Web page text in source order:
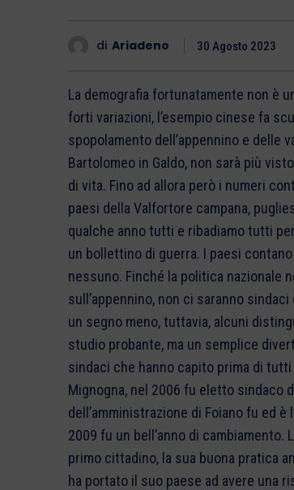
di Ariadeno 30 Agosto 2023
La demografia fortunatamente non è
forti variazioni, l’esempio cinese fa
spopolamento dell’appennino e delle
Bartolomeo in Galdo, non sarà più
di vita. Fino ad allora però i numeri
paesi della Valfortore campana,
qualche anno tutti e ribadiamo tutti
un bollettino di guerra. I paesi
nessuno. Finché la politica nazionale
sull’appennino, non ci saranno
un segno meno, tuttavia, alcuni
studio probante, ma un semplice
sindaci che hanno capito prima di
Mignogna, nel 2006 fu eletto sindaco
dell’amministrazione di Foiano fu ed
2009 fu un bell’anno di
primo cittadino, la sua buona pratica
ha portato il suo paese ad avere una